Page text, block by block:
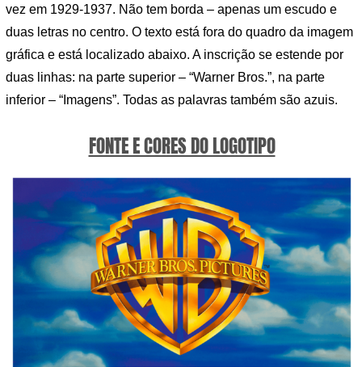
vez em 1929-1937. Não tem borda – apenas um escudo e
duas letras no centro. O texto está fora do quadro da imagem
gráfica e está localizado abaixo. A inscrição se estende por
duas linhas: na parte superior – “Warner Bros.”, na parte
inferior – “Imagens”. Todas as palavras também são azuis.
FONTE E CORES DO LOGOTIPO